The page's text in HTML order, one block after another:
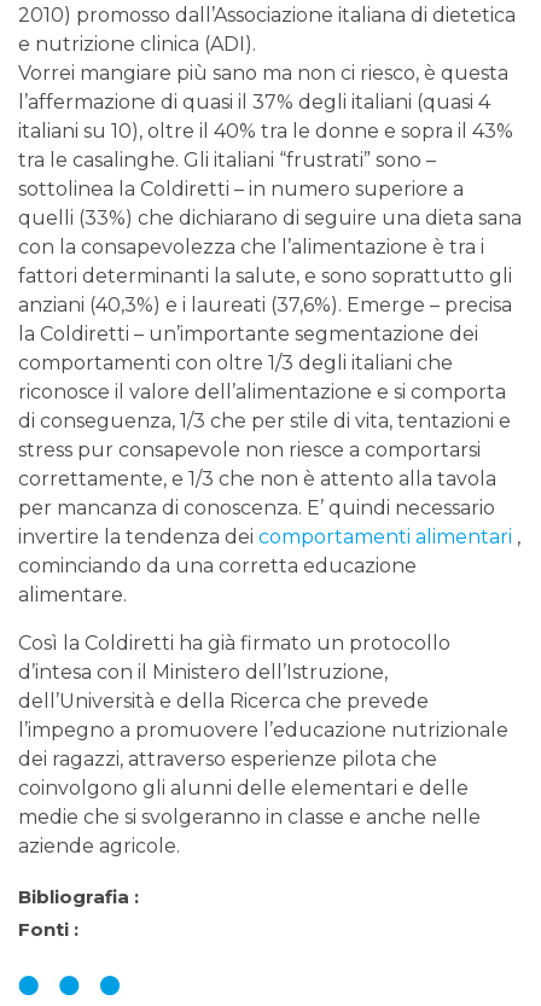
2010) promosso dall’Associazione italiana di dietetica
e nutrizione clinica (ADI).
Vorrei mangiare più sano ma non ci riesco, è questa
l’affermazione di quasi il 37% degli italiani (quasi 4
italiani su 10), oltre il 40% tra le donne e sopra il 43%
tra le casalinghe. Gli italiani “frustrati” sono –
sottolinea la Coldiretti – in numero superiore a
quelli (33%) che dichiarano di seguire una dieta sana
con la consapevolezza che l’alimentazione è tra i
fattori determinanti la salute, e sono soprattutto gli
anziani (40,3%) e i laureati (37,6%). Emerge – precisa
la Coldiretti – un’importante segmentazione dei
comportamenti con oltre 1/3 degli italiani che
riconosce il valore dell’alimentazione e si comporta
di conseguenza, 1/3 che per stile di vita, tentazioni e
stress pur consapevole non riesce a comportarsi
correttamente, e 1/3 che non è attento alla tavola
per mancanza di conoscenza. E’ quindi necessario
invertire la tendenza dei comportamenti alimentari ,
cominciando da una corretta educazione
alimentare.
Così la Coldiretti ha già firmato un protocollo
d’intesa con il Ministero dell’Istruzione,
dell’Università e della Ricerca che prevede
l’impegno a promuovere l’educazione nutrizionale
dei ragazzi, attraverso esperienze pilota che
coinvolgono gli alunni delle elementari e delle
medie che si svolgeranno in classe e anche nelle
aziende agricole.
Bibliografia :
Fonti :